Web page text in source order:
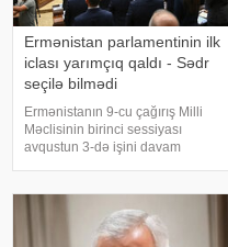
Ermənistan parlamentinin ilk
iclası yarımçıq qaldı - Sədr
seçilə bilmədi
Ermənistanın 9-cu çağırış Milli
Məclisinin birinci sessiyası
avqustun 3-də işini davam
məlumat yayıb. Məlumata görə,
sessiya avqustun 2-si səhər